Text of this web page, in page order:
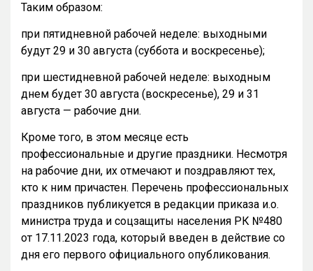
Таким образом:
при пятидневной рабочей неделе: выходными
будут 29 и 30 августа (суббота и воскресенье);
при шестидневной рабочей неделе: выходным
днем будет 30 августа (воскресенье), 29 и 31
августа — рабочие дни.
Кроме того, в этом месяце есть
профессиональные и другие праздники. Несмотря
на рабочие дни, их отмечают и поздравляют тех,
кто к ним причастен. Перечень профессиональных
праздников публикуется в редакции приказа и.о.
министра труда и соцзащиты населения РК №480
от 17.11.2023 года, который введен в действие со
дня его первого официального опубликования.